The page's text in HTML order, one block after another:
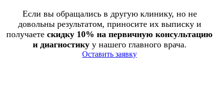
Если вы обращались в другую клинику, но не
довольны результатом, приносите их выписку и
получаете скидку 10% на первичную консультацию
и диагностикуу нашего главного врача.
Оставить заявку